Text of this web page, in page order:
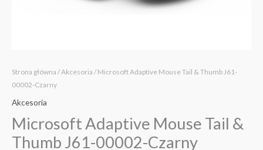
Strona główna /Akcesoria / Microsoft Adaptive Mouse Tail & Thumb J61-
00002-Czarny
Akcesoria
Microsoft Adaptive Mouse Tail &
Thumb J61-00002-Czarny